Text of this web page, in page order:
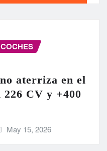
aterriza en el
CV y +400
May 15, 2026